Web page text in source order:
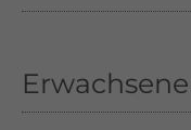
Erwachsene